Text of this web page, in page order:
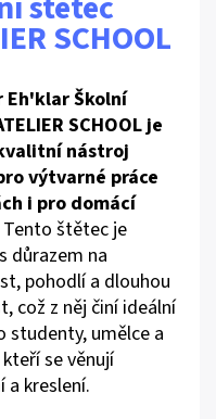
SCHOOL
Eh'klar Školní
SCHOOL je
nástroj
výtvarné práce
i pro domácí
Tento štětec je
důrazem na
pohodlí a dlouhou
což z něj činí ideální
studenty, umělce a
kteří se věnují
a kreslení.